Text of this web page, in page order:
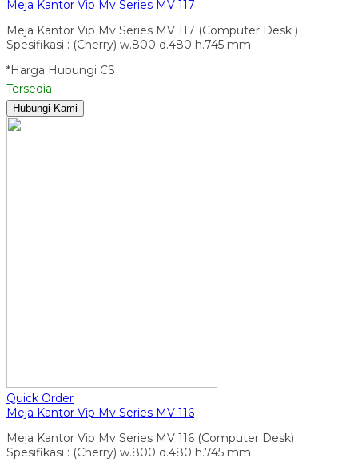
Meja Kantor Vip Mv Series MV 117
Meja Kantor Vip Mv Series MV 117 (Computer Desk )
Spesifikasi : (Cherry) w.800 d.480 h.745 mm
*Harga Hubungi CS
Tersedia
Hubungi Kami
Quick Order
Meja Kantor Vip Mv Series MV 116
Meja Kantor Vip Mv Series MV 116 (Computer Desk)
Spesifikasi : (Cherry) w.800 d.480 h.745 mm